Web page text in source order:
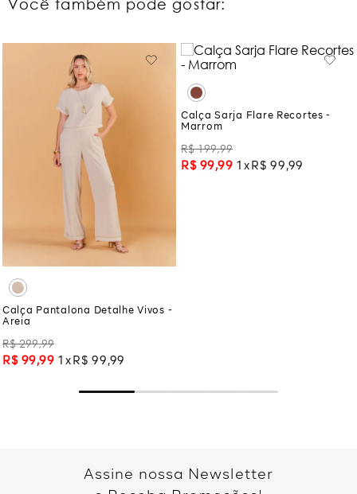
Você também pode gostar:
Calça Pantalona Detalhe Vivos -
Areia
R$ 299,99
R$ 99,99 1 R$ 99 ,99
Calça Sarja Flare Recortes -
Marrom
R$ 199,99
R$ 99,99 1 R$ 99 ,99
Assine nossa Newsletter